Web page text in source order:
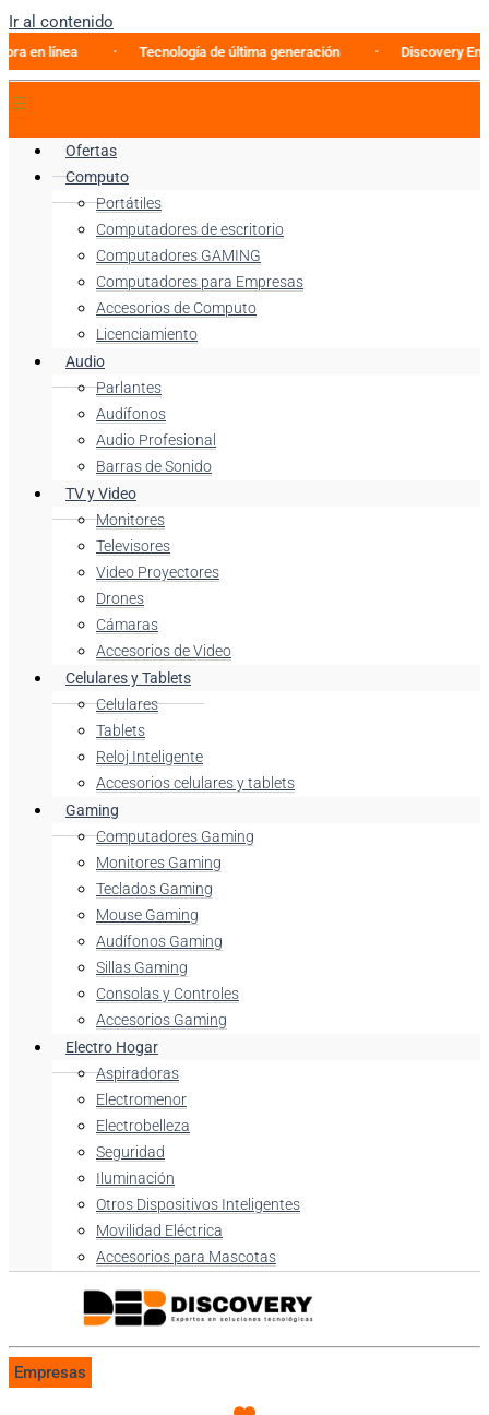
Ir al contenido
línea Tecnología de última generación Discovery
Ofertas
Computo
Portátiles
Computadores de escritorio
Computadores GAMING
Computadores para Empresas
Accesorios de Computo
Licenciamiento
Audio
Parlantes
Audífonos
Audio Profesional
Barras de Sonido
TV y Video
Monitores
Televisores
Video Proyectores
Drones
Cámaras
Accesorios de Video
Celulares y Tablets
Celulares
Tablets
Reloj Inteligente
Accesorios celulares y tablets
Gaming
Computadores Gaming
Monitores Gaming
Teclados Gaming
Mouse Gaming
Audífonos Gaming
Sillas Gaming
Consolas y Controles
Accesorios Gaming
Electro Hogar
Aspiradoras
Electromenor
Electrobelleza
Seguridad
Iluminación
Otros Dispositivos Inteligentes
Movilidad Eléctrica
Accesorios para Mascotas
Empresas